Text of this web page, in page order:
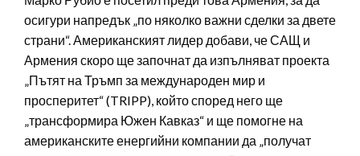
осигури напредък „по няколко важни сделки за двете
страни“. Американският лидер добави, че САЩ и
Армения скоро ще започнат да изпълняват проекта
„Пътят на Тръмп за международен мир и
просперитет“ (TRIPP), който според него ще
„трансформира Южен Кавказ“ и ще помогне на
американските енергийни компании да „получат